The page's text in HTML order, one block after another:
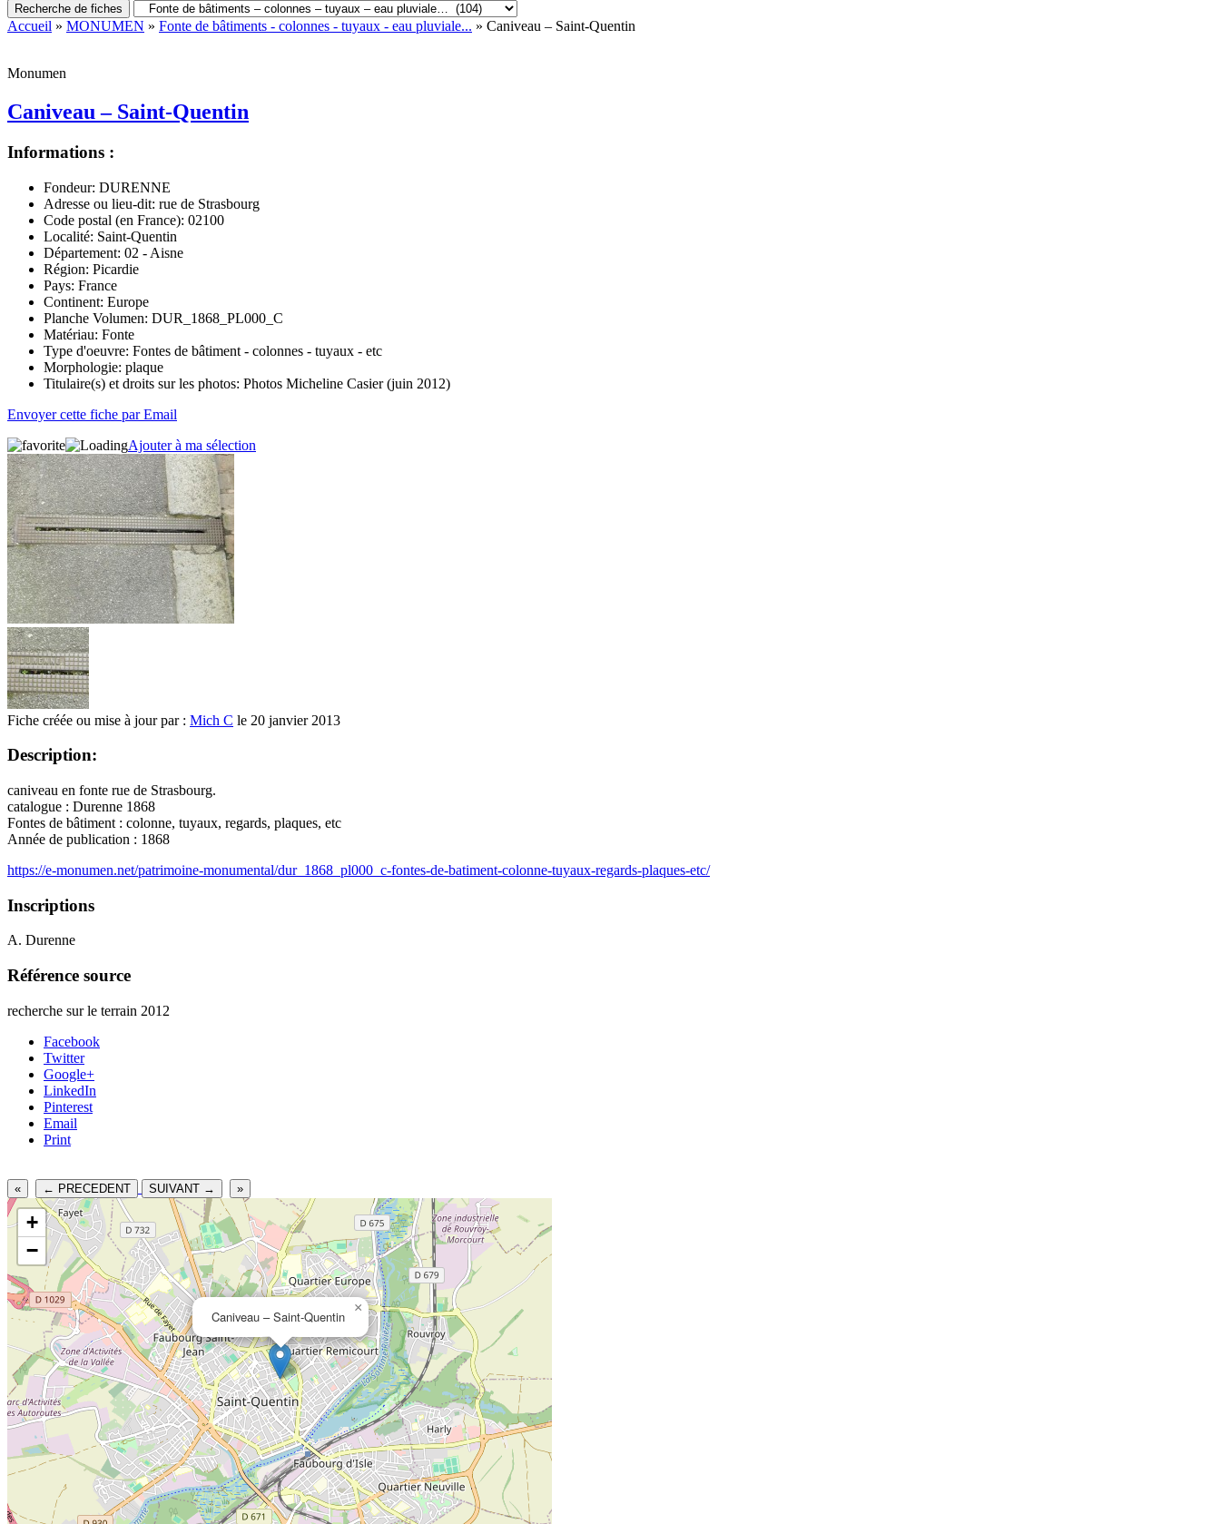
Recherche de fiches
Accueil » MONUMEN » Fonte de bâtiments - colonnes - tuyaux - eau pluviale... » Caniveau – Saint-Quentin
Monumen
Caniveau – Saint-Quentin
Informations :
Fondeur: DURENNE
Adresse ou lieu-dit: rue de Strasbourg
Code postal (en France): 02100
Localité: Saint-Quentin
Département: 02 - Aisne
Région: Picardie
Pays: France
Continent: Europe
Planche Volumen: DUR_1868_PL000_C
Matériau: Fonte
Type d'oeuvre: Fontes de bâtiment - colonnes - tuyaux - etc
Morphologie: plaque
Titulaire(s) et droits sur les photos: Photos Micheline Casier (juin 2012)
Envoyer cette fiche par Email
Ajouter à ma sélection
Fiche créée ou mise à jour par : Mich C le 20 janvier 2013
Description:
caniveau en fonte rue de Strasbourg.
catalogue : Durenne 1868
Fontes de bâtiment : colonne, tuyaux, regards, plaques, etc
Année de publication : 1868
https://e-monumen.net/patrimoine-monumental/dur_1868_pl000_c-fontes-de-batiment-colonne-tuyaux-regards-plaques-etc/
Inscriptions
A. Durenne
Référence source
recherche sur le terrain 2012
Facebook
Twitter
Google+
LinkedIn
Pinterest
Email
Print
« ← PRECEDENT SUIVANT → »
Caniveau – Saint-Quentin
×
+
−